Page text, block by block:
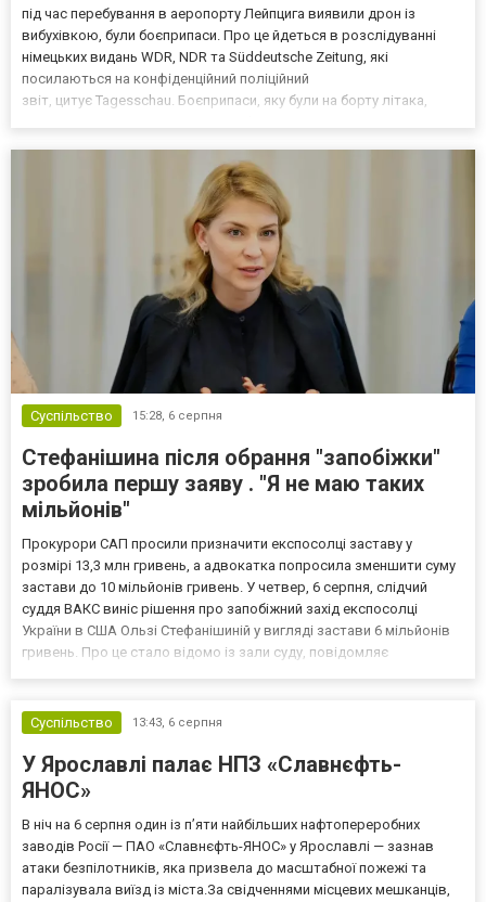
під час перебування в аеропорту Лейпцига виявили дрон із
вибухівкою, були боєприпаси. Про це йдеться в розслідуванні
німецьких видань WDR, NDR та Süddeutsche Zeitung, які
посилаються на конфіденційний поліційний
звіт, цитує Tagesschau. Боєприпаси, яку були на борту літака,
Суспільство 15:28, 6 серпня
Стефанішина після обрання "запобіжки"
зробила першу заяву . "Я не маю таких
мільйонів"
Прокурори САП просили призначити експосолці заставу у
розмірі 13,3 млн гривень, а адвокатка попросила зменшити суму
застави до 10 мільйонів гривень. У четвер, 6 серпня, слідчий
суддя ВАКС виніс рішення про запобіжний захід експосолці
України в США Ользі Стефанішиній у вигляді застави 6 мільйонів
гривень. Про це стало відомо із зали суду, повідомляє
Суспільство
13:43, 6 серпня
У Ярославлі палає НПЗ «Славнєфть-
ЯНОС»
В ніч на 6 серпня один із п’яти найбільших нафтопереробних
заводів Росії — ПАО «Славнєфть-ЯНОС» у Ярославлі — зазнав
атаки безпілотників, яка призвела до масштабної пожежі та
паралізувала виїзд із міста.За свідченнями місцевих мешканців,